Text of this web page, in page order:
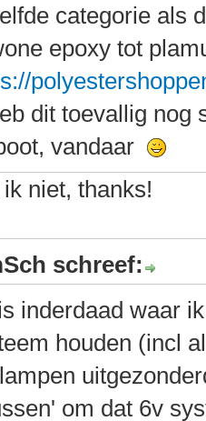
categorie als
epoxy tot
dit toevallig nog
vandaar
niet, thanks!
schreef:
inderdaad waar
houden (incl
om dat 6v